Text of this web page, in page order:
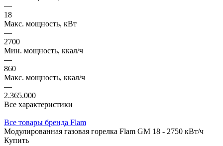
—
18
Макс. мощность, кВт
—
2700
Мин. мощность, ккал/ч
—
860
Макс. мощность, ккал/ч
—
2.365.000
Все характеристики
Все товары бренда Flam
Модулированная газовая горелка Flam GM 18 - 2750 кВт/ч
Купить